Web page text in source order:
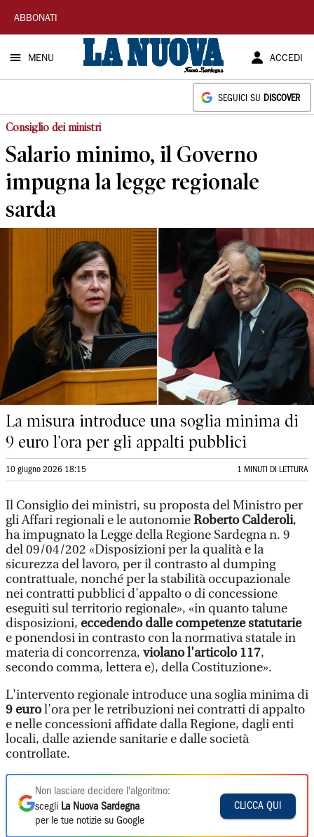
La
Nuova
Sardegna
ABBONATI
MENU ACCEDI
SEGUICI SU DISCOVER
Consiglio dei ministri
Salario minimo, il Governo
impugna la legge regionale
sarda
La misura introduce una soglia minima di
9 euro l’ora per gli appalti pubblici
10 giugno 2026 18:15 1 MINUTI DI LETTURA
Il Consiglio dei ministri, su proposta del Ministro per
gli Affari regionali e le autonomieRoberto Calderoli,
ha impugnato la Legge della Regione Sardegna n. 9
del 09/04/202 «Disposizioni per la qualità e la
sicurezza del lavoro, per il contrasto al dumping
contrattuale, nonché per la stabilità occupazionale
nei contratti pubblici d'appalto o di concessione
eseguiti sul territorio regionale», «in quanto talune
disposizioni, eccedendo dalle competenze statutarie
e ponendosi in contrasto con la normativa statale in
materia di concorrenza, violano l'articolo 117,
secondo comma, lettera e), della Costituzione».
L'intervento regionale introduce una soglia minima di
9 eurol’ora per le retribuzioni nei contratti di appalto
e nelle concessioni affidate dalla Regione, dagli enti
locali, dalle aziende sanitarie e dalle società
controllate.
Non lasciare decidere l'algoritmo:
scegli La Nuova Sardegna
per le tue notizie su Google
CLICCA QUI